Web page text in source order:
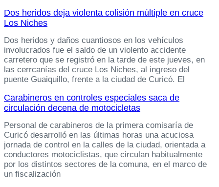
Dos heridos deja violenta colisión múltiple en cruce
Los Niches
Dos heridos y daños cuantiosos en los vehículos
involucrados fue el saldo de un violento accidente
carretero que se registró en la tarde de este jueves, en
las cerrcanías del cruce Los Niches, al ingreso del
puente Guaiquillo, frente a la ciudad de Curicó. El
Carabineros en controles especiales saca de
circulación decena de motocicletas
Personal de carabineros de la primera comisaría de
Curicó desarrolló en las últimas horas una acuciosa
jornada de control en la calles de la ciudad, orientada a
conductores motociclistas, que circulan habitualmente
por los distintos sectores de la comuna, en el marco de
un fiscalización